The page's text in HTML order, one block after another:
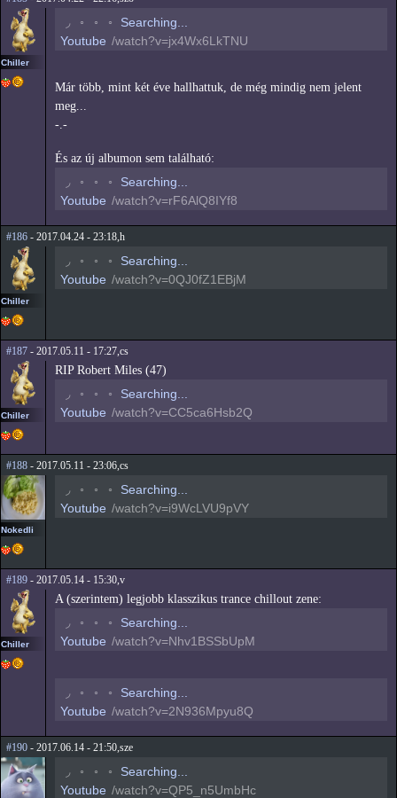
Chiller
◟ ◦ ◦ ◦
Searching...
Youtube /watch?v=jx4Wx6LkTNU
Már több, mint két éve hallhattuk, de még mindig nem jelent
meg...
-.-
És az új albumon sem található:
◟ ◦ ◦ ◦
Searching...
Youtube /watch?v=rF6AlQ8IYf8
#186 - 2017.04.24 - 23:18,h
Chiller
◟ ◦ ◦ ◦
Searching...
Youtube /watch?v=0QJ0fZ1EBjM
#187 - 2017.05.11 - 17:27,cs
Chiller
RIP Robert Miles (47)
◟ ◦ ◦ ◦
Searching...
Youtube /watch?v=CC5ca6Hsb2Q
#188 - 2017.05.11 - 23:06,cs
Nokedli
◟ ◦ ◦ ◦
Searching...
Youtube /watch?v=i9WcLVU9pVY
#189 - 2017.05.14 - 15:30,v
Chiller
A (szerintem) legjobb klasszikus trance chillout zene:
◟ ◦ ◦ ◦
Searching...
Youtube /watch?v=Nhv1BSSbUpM
◟ ◦ ◦ ◦
Searching...
Youtube /watch?v=2N936Mpyu8Q
#190 - 2017.06.14 - 21:50,sze
◟ ◦ ◦ ◦
Searching...
Youtube /watch?v=QP5_n5UmbHc